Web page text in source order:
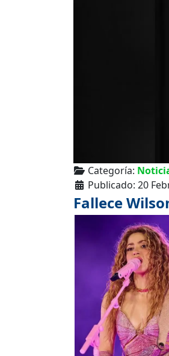
Categoría:
Publicado: 20
Fallece